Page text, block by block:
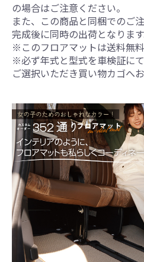
の場合はご注意ください。
また、この商品と同梱でのご
完成後に同時の出荷となります
※このフロアマットは送料無料
※必ず年式と型式を車検証に
ご選択いただき買い物カゴへ